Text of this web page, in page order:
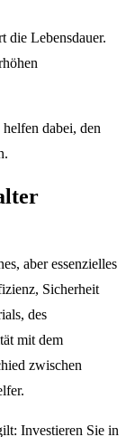
die Lebensdauer.
dabei, den
aber essenzielles
Sicherheit
des
mit dem
zwischen
Investieren Sie in